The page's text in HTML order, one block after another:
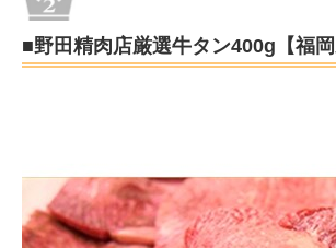
■野田精肉店厳選牛タン400g【福岡